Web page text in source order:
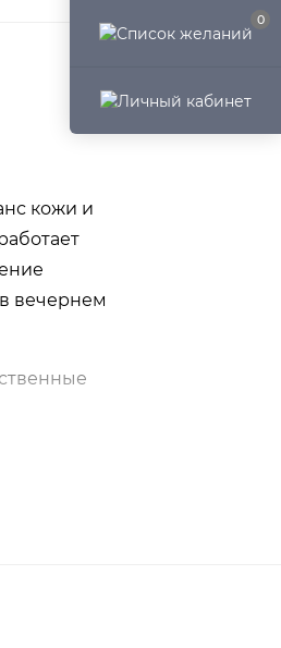
0
кожи и
вечернем